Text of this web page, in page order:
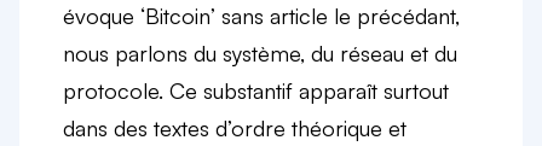
évoque ‘Bitcoin’ sans article le précédant,
nous parlons du système, du réseau et du
protocole. Ce substantif apparaît surtout
dans des textes d’ordre théorique et